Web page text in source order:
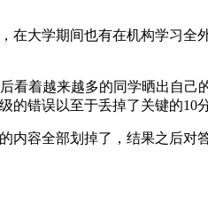
大学期间也有在机构学习全
着越来越多的同学晒出自己
错误以至于丢掉了关键的10分
容全部划掉了，结果之后对